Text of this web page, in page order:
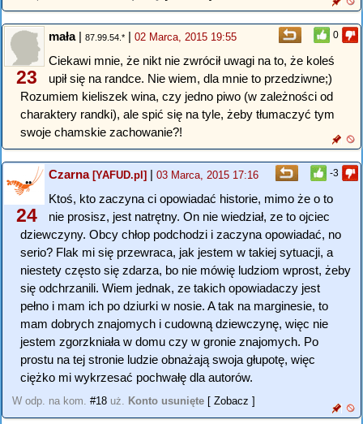
0
23
mała| 87.99.54.* | 02 Marca, 2015 19:55
Ciekawi mnie, że nikt nie zwrócił uwagi na to, że koleś
upił się na randce. Nie wiem, dla mnie to przedziwne;)
Rozumiem kieliszek wina, czy jedno piwo (w zależności od
charaktery randki), ale spić się na tyle, żeby tłumaczyć tym
swoje chamskie zachowanie?!
-3
24
Czarna[YAFUD.pl] | 03 Marca, 2015 17:16
Ktoś, kto zaczyna ci opowiadać historie, mimo że o to
nie prosisz, jest natrętny. On nie wiedział, ze to ojciec
dziewczyny. Obcy chłop podchodzi i zaczyna opowiadać, no
serio? Flak mi się przewraca, jak jestem w takiej sytuacji, a
niestety często się zdarza, bo nie mówię ludziom wprost, żeby
się odchrzanili. Wiem jednak, ze takich opowiadaczy jest
pełno i mam ich po dziurki w nosie. A tak na marginesie, to
mam dobrych znajomych i cudowną dziewczynę, więc nie
jestem zgorzkniała w domu czy w gronie znajomych. Po
prostu na tej stronie ludzie obnażają swoja głupotę, więc
ciężko mi wykrzesać pochwałę dla autorów.
W odp. na kom. #18 uż. Konto usunięte [ Zobacz ]